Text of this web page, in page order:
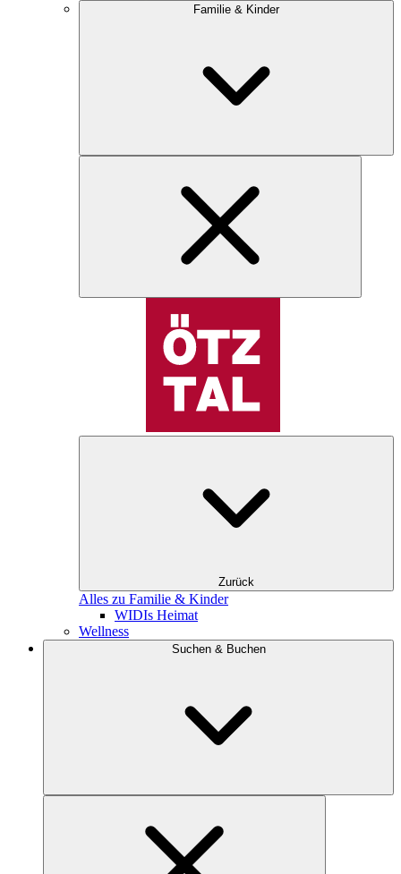
Familie & Kinder
Zurück
Alles zu Familie & Kinder
WIDIs Heimat
Wellness
Suchen & Buchen